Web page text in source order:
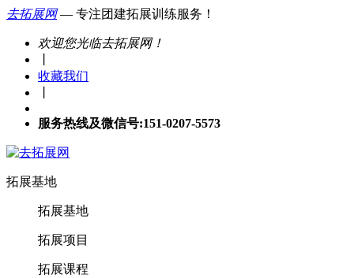
去拓展网— 专注团建拓展训练服务！
欢迎您光临去拓展网！
收藏我们
服务热线及微信号:151-0207-5573
拓展基地
拓展基地
拓展项目
拓展课程